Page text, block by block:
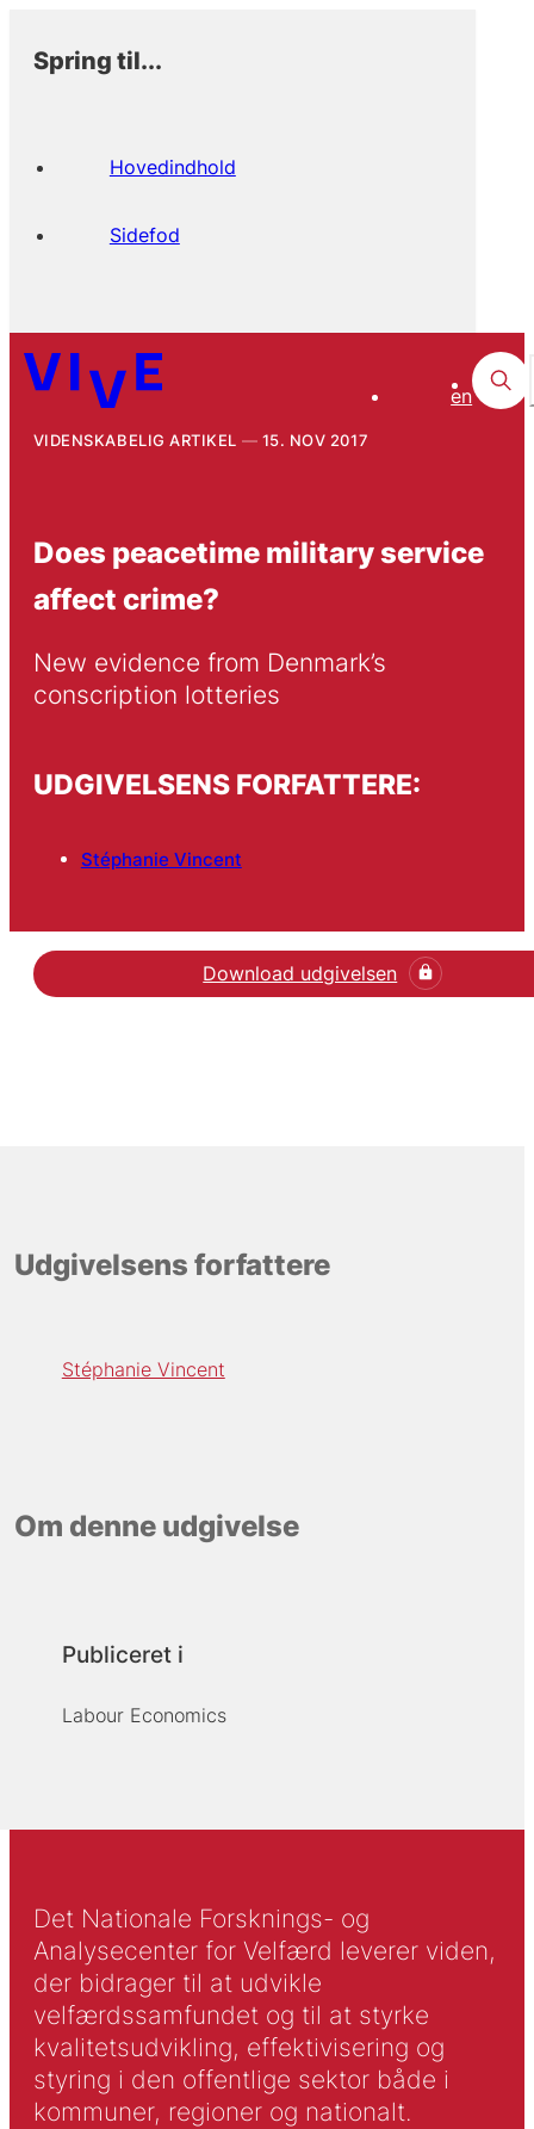
Spring til...
Hovedindhold
Sidefod
en
VIDENSKABELIG ARTIKEL 15. NOV 2017
Does peacetime military service
affect crime?
New evidence from Denmark’s
conscription lotteries
UDGIVELSENS FORFATTERE:
Stéphanie Vincent
Download udgivelsen
Udgivelsens forfattere
Stéphanie Vincent
Om denne udgivelse
Publiceret i
Labour Economics
Det Nationale Forsknings- og
Analysecenter for Velfærd leverer viden,
der bidrager til at udvikle
velfærdssamfundet og til at styrke
kvalitetsudvikling, effektivisering og
styring i den offentlige sektor både i
kommuner, regioner og nationalt.